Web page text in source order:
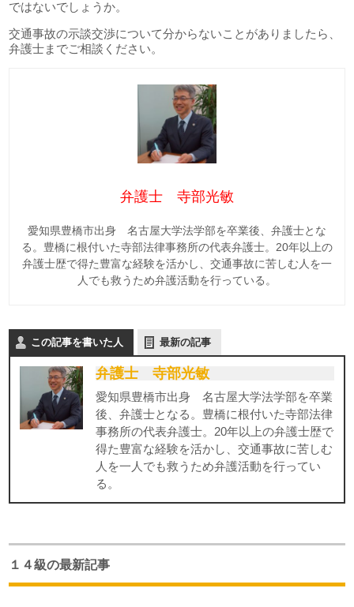
ではないでしょうか。
交通事故の示談交渉について分からないことがありましたら、
弁護士までご相談ください。
弁護士 寺部光敏
愛知県豊橋市出身 名古屋大学法学部を卒業後、弁護士とな
る。豊橋に根付いた寺部法律事務所の代表弁護士。20年以上の
弁護士歴で得た豊富な経験を活かし、交通事故に苦しむ人を一
人でも救うため弁護活動を行っている。
この記事を書いた人 最新の記事
弁護士 寺部光敏
愛知県豊橋市出身 名古屋大学法学部を卒業
後、弁護士となる。豊橋に根付いた寺部法律
事務所の代表弁護士。20年以上の弁護士歴で
得た豊富な経験を活かし、交通事故に苦しむ
人を一人でも救うため弁護活動を行ってい
る。
１４級の最新記事